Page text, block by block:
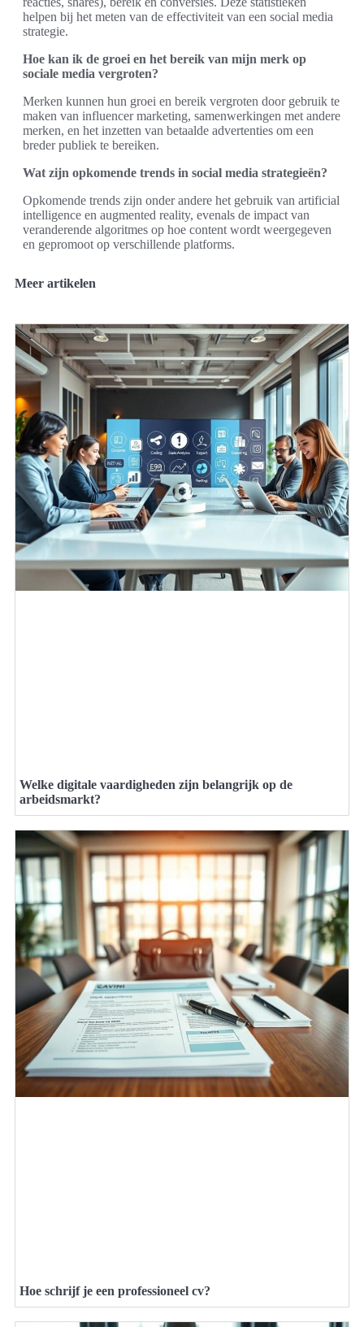
helpen bij het meten van de effectiviteit van een social media
strategie.
Hoe kan ik de groei en het bereik van mijn merk op
sociale media vergroten?
Merken kunnen hun groei en bereik vergroten door gebruik te
maken van influencer marketing, samenwerkingen met andere
merken, en het inzetten van betaalde advertenties om een
breder publiek te bereiken.
Wat zijn opkomende trends in social media strategieën?
Opkomende trends zijn onder andere het gebruik van artificial
intelligence en augmented reality, evenals de impact van
veranderende algoritmes op hoe content wordt weergegeven
en gepromoot op verschillende platforms.
Meer artikelen
Welke digitale vaardigheden zijn belangrijk op de
arbeidsmarkt?
Hoe schrijf je een professioneel cv?